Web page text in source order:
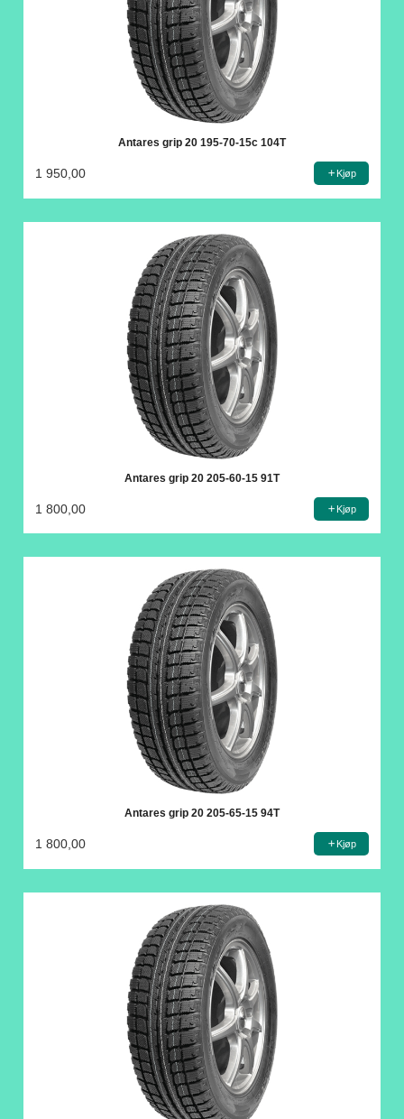
Antares grip 20 195-70-15c 104T
1 950,00 Kjøp
Antares grip 20 205-60-15 91T
1 800,00 Kjøp
Antares grip 20 205-65-15 94T
1 800,00 Kjøp